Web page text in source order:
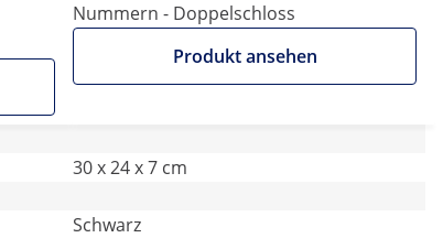
Nummern - Doppelschloss
Produkt ansehen
30 x 24 x 7 cm
Schwarz